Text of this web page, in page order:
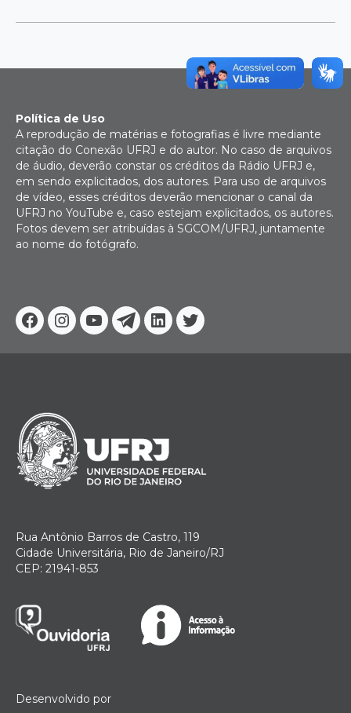
Facebook
Instagram
YoutubeTelegram
Linkedin
Twitter
Política de Uso
A reprodução de matérias e fotografias é livre mediante
citação do Conexão UFRJ e do autor. No caso de arquivos
de áudio, deverão constar os créditos da Rádio UFRJ e,
em sendo explicitados, dos autores. Para uso de arquivos
de vídeo, esses créditos deverão mencionar o canal da
UFRJ no YouTube e, caso estejam explicitados, os autores.
Fotos devem ser atribuídas à SGCOM/UFRJ, juntamente
ao nome do fotógrafo.
Rua Antônio Barros de Castro, 119
Cidade Universitária, Rio de Janeiro/RJ
CEP: 21941-853
Desenvolvido por